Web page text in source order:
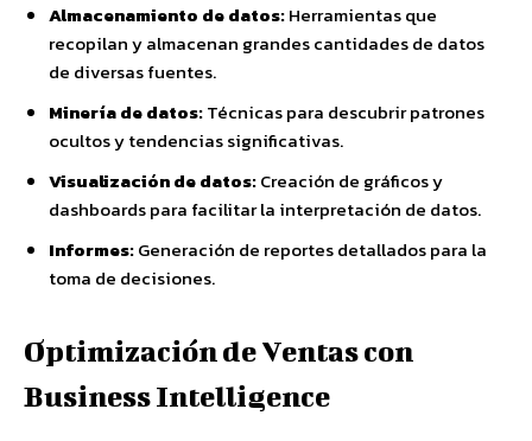
Almacenamiento de datos:Herramientas que
recopilan y almacenan grandes cantidades de datos
de diversas fuentes.
Minería de datos:Técnicas para descubrir patrones
ocultos y tendencias significativas.
Visualización de datos:Creación de gráficos y
dashboards para facilitar la interpretación de datos.
Informes:Generación de reportes detallados para la
toma de decisiones.
Optimización de Ventas con
Business Intelligence